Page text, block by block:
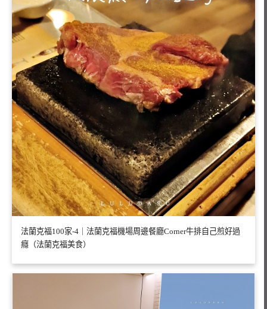
法蘭克福100家-4｜法蘭克福機場周邊餐廳Corner牛排自己煎好過
癮（法蘭克福美食）